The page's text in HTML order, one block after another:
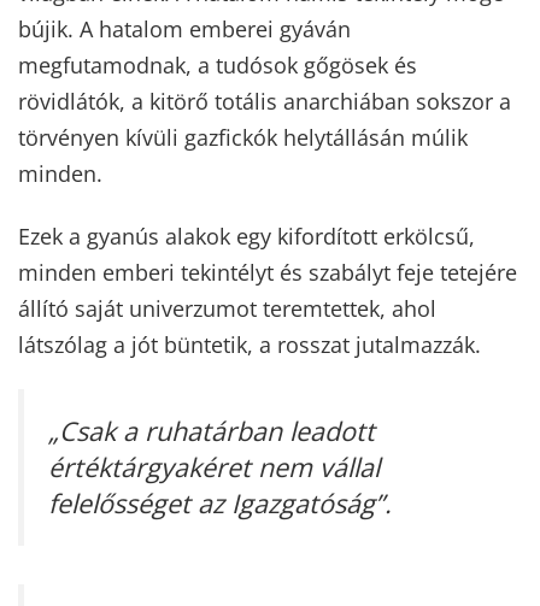
bújik. A hatalom emberei gyáván
megfutamodnak, a tudósok gőgösek és
rövidlátók, a kitörő totális anarchiában sokszor a
törvényen kívüli gazfickók helytállásán múlik
minden.
Ezek a gyanús alakok egy kifordított erkölcsű,
minden emberi tekintélyt és szabályt feje tetejére
állító saját univerzumot teremtettek, ahol
látszólag a jót büntetik, a rosszat jutalmazzák.
„Csak a ruhatárban leadott
értéktárgyakéret nem vállal
felelősséget az Igazgatóság”.